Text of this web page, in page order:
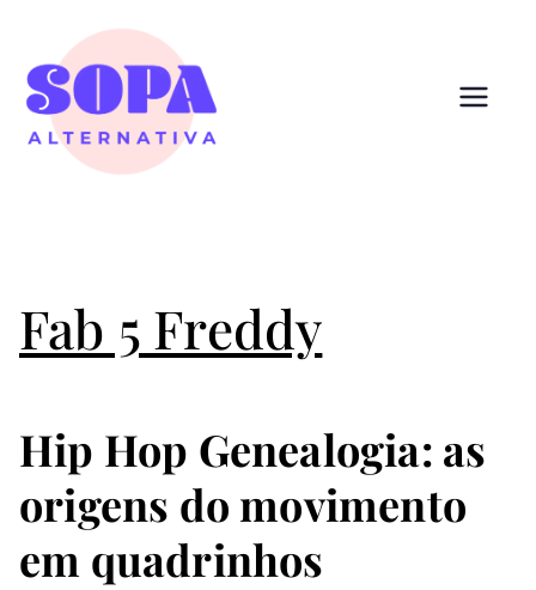
conteúdo
Fab 5 Freddy
Hip Hop Genealogia: as
origens do movimento
em quadrinhos